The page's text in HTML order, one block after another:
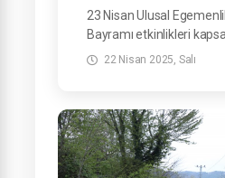
Başkanlık
23 Nisan Ulusal
Bayramı etkinlikleri
İmam Hatip Ortaokulu
22 Nisan 2025, Salı